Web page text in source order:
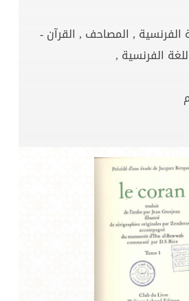
الفرنسية , المصاحف , القرآن -
الفرنسية ,